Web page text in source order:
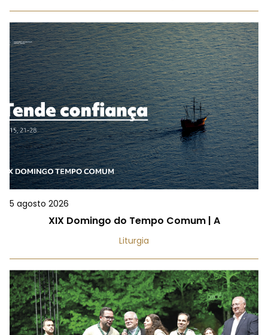
5 agosto 2026
XIX Domingo do Tempo Comum | A
Liturgia